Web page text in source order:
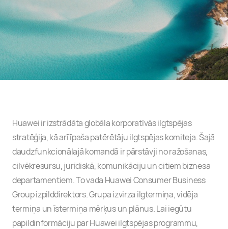
Huawei ir izstrādāta globāla korporatīvās ilgtspējas
stratēģija, kā arī īpaša patērētāju ilgtspējas komiteja. Šajā
daudzfunkcionālajā komandā ir pārstāvji no ražošanas,
cilvēkresursu, juridiskā, komunikāciju un citiem biznesa
departamentiem. To vada Huawei Consumer Business
Group izpilddirektors. Grupa izvirza ilgtermiņa, vidēja
termiņa un īstermiņa mērķus un plānus. Lai iegūtu
papildinformāciju par Huawei ilgtspējas programmu,